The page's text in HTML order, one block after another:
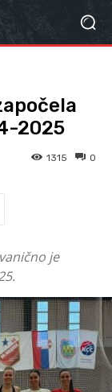
2025
0
1315
je